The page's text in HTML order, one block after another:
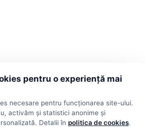
drepturile rezervate. Scoruri, clasamente
Scoruri live
pentru o experiență mai
necesare pentru funcționarea site-ului.
activăm și statistici anonime și
Detalii în politica de cookies.